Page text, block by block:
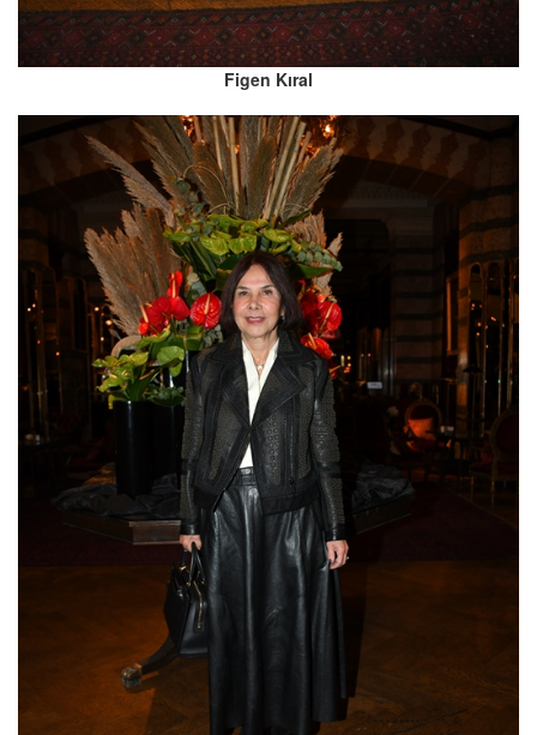
Figen Kıral